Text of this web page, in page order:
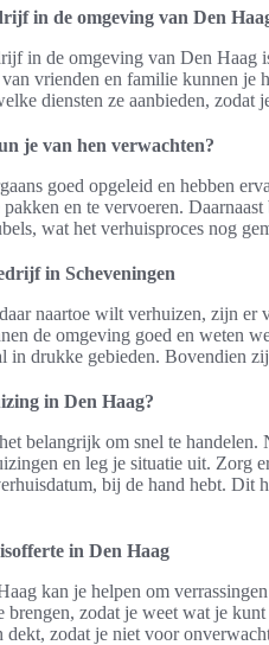
in de omgeving van Den
in de omgeving van Den Haag
vrienden en familie kunnen je
diensten ze aanbieden, zodat
je van hen verwachten?
goed opgeleid en hebben
en te vervoeren.
wat het verhuisproces nog
in Scheveningen
naartoe wilt verhuizen, zijn er
de omgeving goed en weten
in drukke gebieden. Bovendien
in Den Haag?
belangrijk om snel te
en leg je situatie uit. Zorg
bij de hand hebt. Dit
in Den Haag
kan je helpen om
zodat je weet wat je
dekt, zodat je niet voor